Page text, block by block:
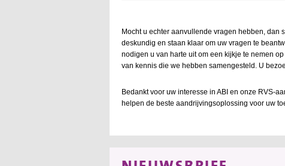
Mocht u echter aanvullende vragen hebben, dan
deskundig en staan klaar om uw vragen te
nodigen u van harte uit om een kijkje te nemen
van kennis die we hebben samengesteld. U
Bedankt voor uw interesse in ABI en onze RVS-
helpen de beste aandrijvingsoplossing voor uw